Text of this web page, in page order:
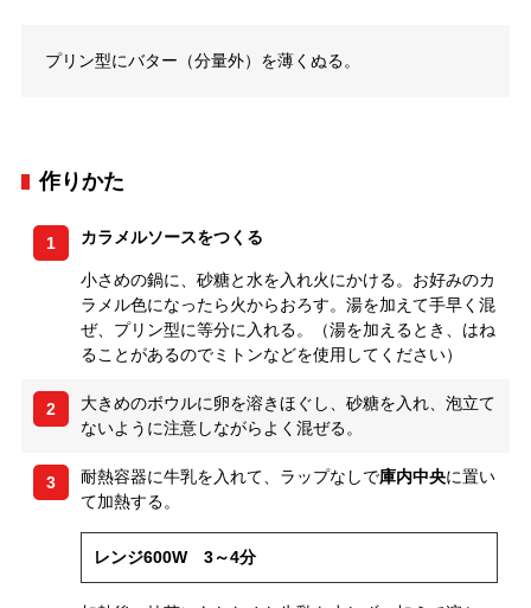
プリン型にバター（分量外）を薄くぬる。
作りかた
1 カラメルソースをつくる
小さめの鍋に、砂糖と水を入れ火にかける。お好みのカ
ラメル色になったら火からおろす。湯を加えて手早く混
ぜ、プリン型に等分に入れる。（湯を加えるとき、はね
ることがあるのでミトンなどを使用してください）
2
大きめのボウルに卵を溶きほぐし、砂糖を入れ、泡立て
ないように注意しながらよく混ぜる。
3 耐熱容器に牛乳を入れて、ラップなしで庫内中央に置い
て加熱する。
レンジ600W 3～4分